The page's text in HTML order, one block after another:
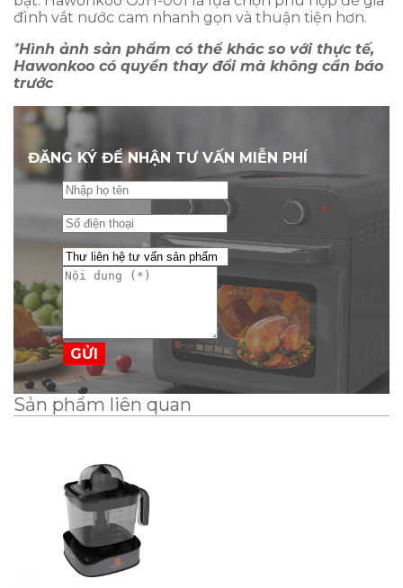
đình vắt nước cam nhanh gọn và thuận tiện hơn.
*Hình ảnh sản phẩm có thể khác so với thực tế,
Hawonkoo có quyền thay đổi mà không cần báo
trước
ĐĂNG KÝ ĐỂ NHẬN TƯ VẤN MIỄN PHÍ
GỬI
Sản phẩm liên quan